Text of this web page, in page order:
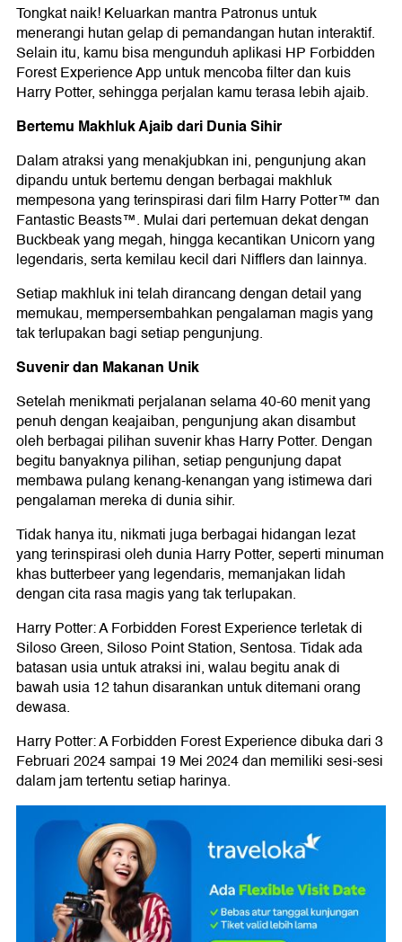
Tongkat naik! Keluarkan mantra Patronus untuk
menerangi hutan gelap di pemandangan hutan interaktif.
Selain itu, kamu bisa mengunduh aplikasi HP Forbidden
Forest Experience App untuk mencoba filter dan kuis
Harry Potter, sehingga perjalan kamu terasa lebih ajaib.
Bertemu Makhluk Ajaib dari Dunia Sihir
Dalam atraksi yang menakjubkan ini, pengunjung akan
dipandu untuk bertemu dengan berbagai makhluk
mempesona yang terinspirasi dari film Harry Potter™ dan
Fantastic Beasts™. Mulai dari pertemuan dekat dengan
Buckbeak yang megah, hingga kecantikan Unicorn yang
legendaris, serta kemilau kecil dari Nifflers dan lainnya.
Setiap makhluk ini telah dirancang dengan detail yang
memukau, mempersembahkan pengalaman magis yang
tak terlupakan bagi setiap pengunjung.
Suvenir dan Makanan Unik
Setelah menikmati perjalanan selama 40-60 menit yang
penuh dengan keajaiban, pengunjung akan disambut
oleh berbagai pilihan suvenir khas Harry Potter. Dengan
begitu banyaknya pilihan, setiap pengunjung dapat
membawa pulang kenang-kenangan yang istimewa dari
pengalaman mereka di dunia sihir.
Tidak hanya itu, nikmati juga berbagai hidangan lezat
yang terinspirasi oleh dunia Harry Potter, seperti minuman
khas butterbeer yang legendaris, memanjakan lidah
dengan cita rasa magis yang tak terlupakan.
Harry Potter: A Forbidden Forest Experience terletak di
Siloso Green, Siloso Point Station, Sentosa. Tidak ada
batasan usia untuk atraksi ini, walau begitu anak di
bawah usia 12 tahun disarankan untuk ditemani orang
dewasa.
Harry Potter: A Forbidden Forest Experiencedibuka dari 3
Februari 2024 sampai 19 Mei 2024 dan memiliki sesi-sesi
dalam jam tertentu setiap harinya.